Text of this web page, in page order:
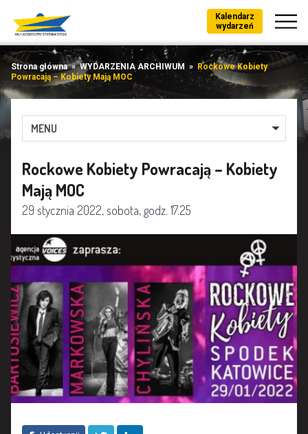
Kalendarz
wydarzeń
Strona główna»WYDARZENIA ARCHIWUM » Rockowe Kobiety
Powracają – Kobiety Mają MOC
MENU
Rockowe Kobiety Powracają – Kobiety
Mają MOC
29 stycznia 2022, sobota, godz. 17.25